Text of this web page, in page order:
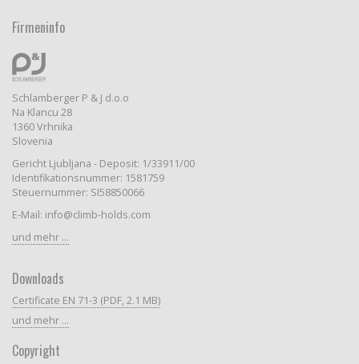
Firmeninfo
Schlamberger P & J d.o.o
Na Klancu 28
1360 Vrhnika
Slovenia
Gericht Ljubljana - Deposit: 1/33911/00
Identifikationsnummer: 1581759
Steuernummer: SI58850066
E-Mail: info@climb-holds.com
und mehr ...
Downloads
Certificate EN 71-3 (PDF, 2.1 MB)
und mehr ...
Copyright